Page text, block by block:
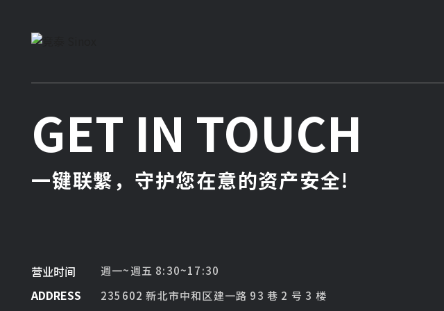
GET IN TOUCH
一键联繫，守护您在意的资产安全!
营业时间 週一~週五 8:30~17:30
ADDRESS 235602 新北市中和区建一路 93 巷 2 号 3 楼